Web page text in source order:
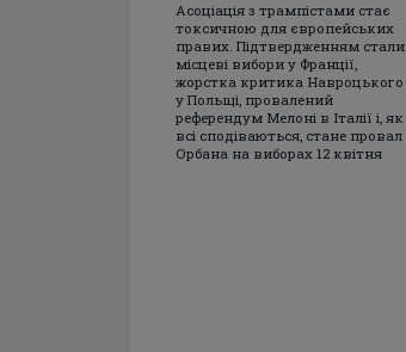
Асоціація з трампістами стає
токсичною для європейських
правих. Підтвердженням стали
місцеві вибори у Франції,
жорстка критика Навроцького
у Польщі, провалений
референдум Мелоні в Італії і, як
всі сподіваються, стане провал
Орбана на виборах 12 квітня